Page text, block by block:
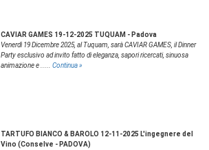
CAVIAR GAMES 19-12-2025 TUQUAM - Padova
Venerdì 19 Dicembre 2025, al Tuquam, sarà CAVIAR GAMES, il Dinner
Party esclusivo ad invito fatto di eleganza, sapori ricercati, sinuosa
animazione e ..... Continua »
TARTUFO BIANCO & BAROLO 12-11-2025 L'ingegnere del
Vino (Conselve - PADOVA)